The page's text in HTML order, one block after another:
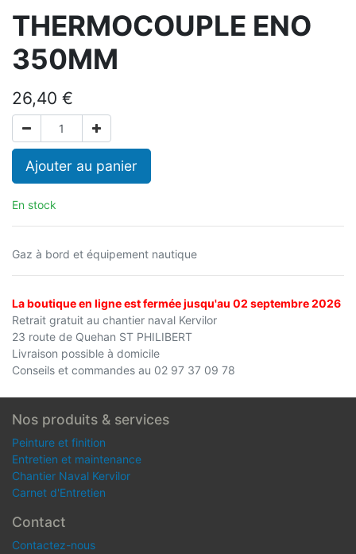
THERMOCOUPLE ENO
350MM
26,40 €
Ajouter au panier
En stock
Gaz à bord et équipement nautique
La boutique en ligne est fermée jusqu'au 02 septembre 2026
Retrait gratuit au chantier naval Kervilor
23 route de Quehan ST PHILIBERT
Livraison possible à domicile
Conseils et commandes au 02 97 37 09 78
Nos produits & services
Peinture et finition
Entretien et maintenance
Chantier Naval Kervilor
Carnet d'Entretien
Contact
Contactez-nous